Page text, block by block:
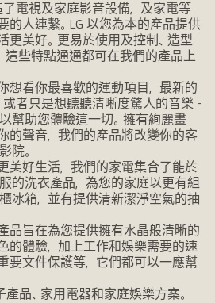
電視及家庭影音設備，及家電等
的人連繫。LG 以您為本的產品提供
更美好。更易於使用及控制、造型
這些特點通通都可在我們的產品上
想看你最喜歡的運動項目，最新的
或者只是想聽聽清晰度驚人的音樂 -
幫助您體驗這一切。擁有絢麗畫
的聲音，我們的產品將改變你的客
院。
美好生活，我們的家電集合了能於
的洗衣產品，為您的家庭以更有組
冰箱，並有提供清新潔淨空氣的抽
品旨在為您提供擁有水晶般清晰的
的體驗，加上工作和娛樂需要的速
要文件保護等，它們都可以一應幫
品、家用電器和家庭娛樂方案。